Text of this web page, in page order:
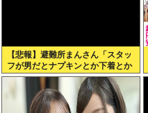
【悲報】避難所まんさん「スタッ
フが男だとナプキンとか下着とか
取りにくいの！！」